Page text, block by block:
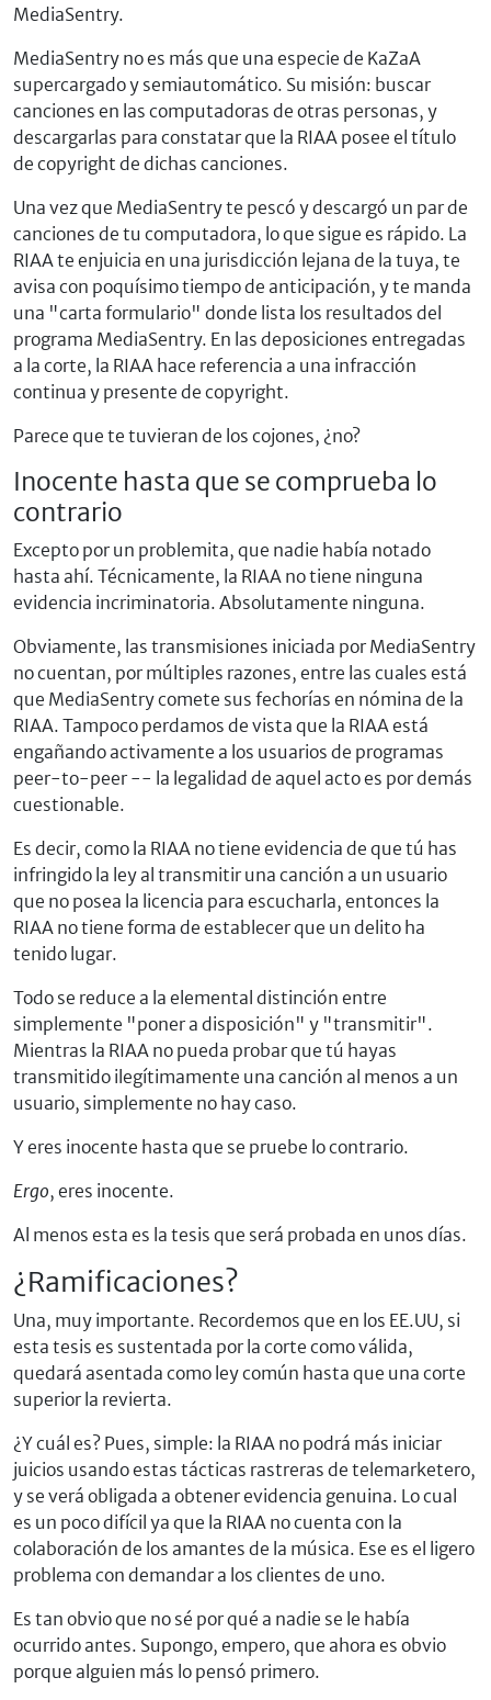
MediaSentry.
MediaSentry no es más que una especie de KaZaA
supercargado y semiautomático. Su misión: buscar
canciones en las computadoras de otras personas, y
descargarlas para constatar que la RIAA posee el título
de copyright de dichas canciones.
Una vez que MediaSentry te pescó y descargó un par de
canciones de tu computadora, lo que sigue es rápido. La
RIAA te enjuicia en una jurisdicción lejana de la tuya, te
avisa con poquísimo tiempo de anticipación, y te manda
una "carta formulario" donde lista los resultados del
programa MediaSentry. En las deposiciones entregadas
a la corte, la RIAA hace referencia a una infracción
continua y presente de copyright.
Parece que te tuvieran de los cojones, ¿no?
Inocente hasta que se comprueba lo
contrario
Excepto por un problemita, que nadie había notado
hasta ahí. Técnicamente, la RIAA no tiene ninguna
evidencia incriminatoria. Absolutamente ninguna.
Obviamente, las transmisiones iniciada por MediaSentry
no cuentan, por múltiples razones, entre las cuales está
que MediaSentry comete sus fechorías en nómina de la
RIAA. Tampoco perdamos de vista que la RIAA está
engañando activamente a los usuarios de programas
peer-to-peer -- la legalidad de aquel acto es por demás
cuestionable.
Es decir, como la RIAA no tiene evidencia de que tú has
infringido la ley al transmitir una canción a un usuario
que no posea la licencia para escucharla, entonces la
RIAA no tiene forma de establecer que un delito ha
tenido lugar.
Todo se reduce a la elemental distinción entre
simplemente "poner a disposición" y "transmitir".
Mientras la RIAA no pueda probar que tú hayas
transmitido ilegítimamente una canción al menos a un
usuario, simplemente no hay caso.
Y eres inocente hasta que se pruebe lo contrario.
Ergo, eres inocente.
Al menos esta es la tesis que será probada en unos días.
¿Ramificaciones?
Una, muy importante. Recordemos que en los EE.UU, si
esta tesis es sustentada por la corte como válida,
quedará asentada como ley común hasta que una corte
superior la revierta.
¿Y cuál es? Pues, simple: la RIAA no podrá más iniciar
juicios usando estas tácticas rastreras de telemarketero,
y se verá obligada a obtener evidencia genuina. Lo cual
es un poco difícil ya que la RIAA no cuenta con la
colaboración de los amantes de la música. Ese es el ligero
problema con demandar a los clientes de uno.
Es tan obvio que no sé por qué a nadie se le había
ocurrido antes. Supongo, empero, que ahora es obvio
porque alguien más lo pensó primero.